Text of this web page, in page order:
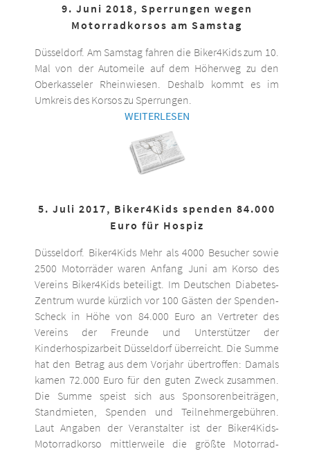
9. Juni 2018, Sperrungen wegen
Motorradkorsos am Samstag
Düsseldorf. Am Samstag fahren die Biker4Kids zum 10.
Mal von der Automeile auf dem Höherweg zu den
Oberkasseler Rheinwiesen. Deshalb kommt es im
Umkreis des Korsos zu Sperrungen.
WEITERLESEN
5. Juli 2017, Biker4Kids spenden 84.000
Euro für Hospiz
Düsseldorf. Biker4Kids Mehr als 4000 Besucher sowie
2500 Motorräder waren Anfang Juni am Korso des
Vereins Biker4Kids beteiligt. Im Deutschen Diabetes-
Zentrum wurde kürzlich vor 100 Gästen der Spenden-
Scheck in Höhe von 84.000 Euro an Vertreter des
Vereins der Freunde und Unterstützer der
Kinderhospizarbeit Düsseldorf überreicht. Die Summe
hat den Betrag aus dem Vorjahr übertroffen: Damals
kamen 72.000 Euro für den guten Zweck zusammen.
Die Summe speist sich aus Sponsorenbeiträgen,
Standmieten, Spenden und Teilnehmergebühren.
Laut Angaben der Veranstalter ist der Biker4Kids-
Motorradkorso mittlerweile die größte Motorrad-